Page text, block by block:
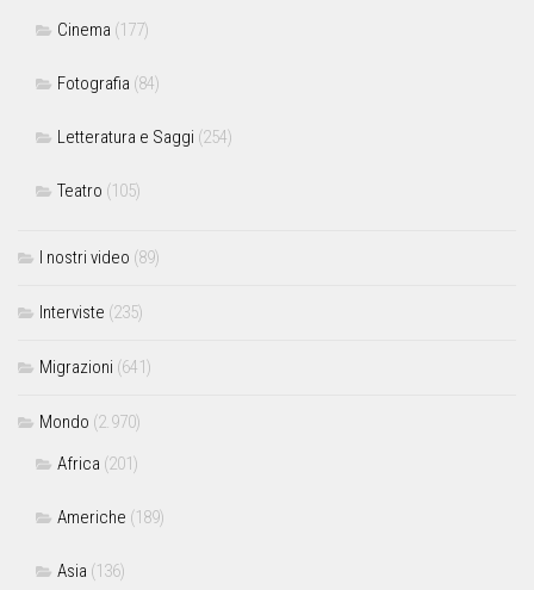
Cinema (177)
Fotografia (84)
Letteratura e Saggi (254)
Teatro (105)
I nostri video (89)
Interviste (235)
Migrazioni (641)
Mondo (2.970)
Africa (201)
Americhe (189)
Asia (136)